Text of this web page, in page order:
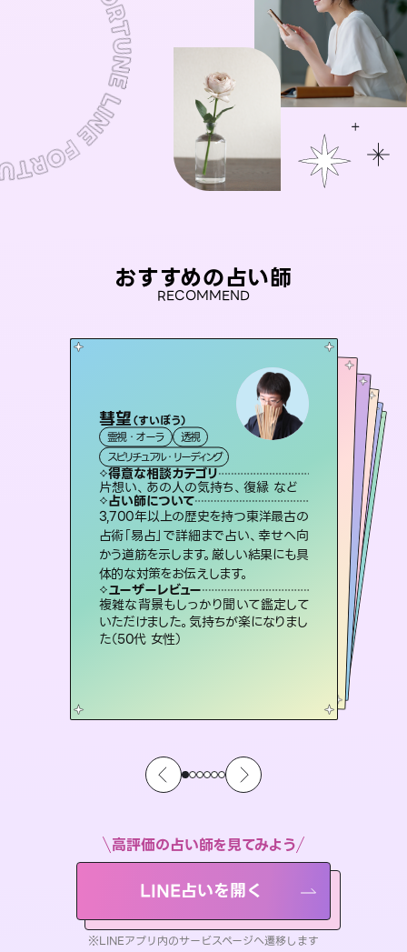
おすすめの占い師
RECOMMEND
彗望（すいぼう）
霊視・オーラ
透視
スピリチュアル・リーディング
得意な相談カテゴリ
片想い、あの人の気持ち、復縁 など
占い師について
3,700年以上の歴史を持つ東洋最古の
占術「易占」で詳細まで占い、幸せへ向
かう道筋を示します。厳しい結果にも具
体的な対策をお伝えします。
ユーザーレビュー
複雑な背景もしっかり聞いて鑑定して
いただけました。気持ちが楽になりまし
た（50代 女性）
桃源珠羽（とうげんみう）
霊視・オーラ タロット
スピリチュアル・リーディング
得意な相談カテゴリ
片想い、あの人の気持ち、復縁 など
占い師について
恋愛のお悩みの中でも特に「曖昧な関
係」の相談を得意としており、友達以上
恋人未満なお相手との今後や本音を丁
寧に読み解き恋愛成就へと導きます。
ユーザーレビュー
鑑定していただいてアドバイス通りに行
動すると仲が復活してきました。ありが
とうございました（40代 女性）
アイリス -iris-
西洋占星術 タロット
ルーン
得意な相談カテゴリ
恋愛総合、片想い、二人の未来 など
占い師について
復縁、恋愛、不倫の行方、同性愛や片
思い、仕事関係や借金問題まで知りた
いことや心の負担になっていることを
紐解き、背中をそっと押して導きます。
ユーザーレビュー
安心感のあり、言い切ってくれる所や濁
さない鑑定のおかげで、毎回自分の気
持ちを整えられます（30代 男性）
おう 霊感オラクル
霊視・オーラ
オラクルカード
得意な相談カテゴリ
恋愛総合、あの人の気持ち など
占い師について
霊視×オラクルカードを使って「今」と「未来」そして「気になるあの人の気持ち」まで丁寧に読み解き、恋や人生のヒントを優しく引き出します。
ユーザーレビュー
不安な気持ちが嘘みたいに晴れまし
た…！よく視えていらっしゃるんだなと
感じました（40代 女性）
未来視師＊花
霊視・オーラ
スピリチュアル・リーディング
得意な相談カテゴリ
出逢い、片想い、復縁 など
占い師について
未来には何パターンもの選択肢があり
ます。不安で視えにくくなっているあな
たの素敵な未来を見つけ、その未来を
選択できるようアドバイスします。
ユーザーレビュー
職場の人の性質や人間関係、本心など
本当によく視えていてびっくり。対策が
打てて前向きになれます（40代）
セラピスト理恵
霊視・オーラ タロット
スピリチュアル・リーディング
得意な相談カテゴリ
片想い、二人の未来、年の差 など
占い師について
連絡再開、復縁、成就などの報告実績
多数。セラピストとして2万超の施術経
験があるからこそできる鑑定で、より良
い未来をサポートします。
ユーザーレビュー
とても心温まる鑑定でした。しかもこち
らは何も言っていないのに視えていらっ
しゃるんだなと驚きです（30代女性）
高評価の占い師を見てみよう
LINE占いを開く
※LINEアプリ内のサービスページへ遷移します